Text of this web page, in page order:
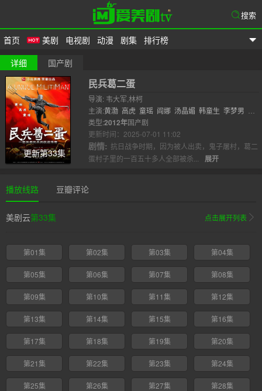
首页 美剧 电视剧 动漫 剧集 排行榜
搜索
详细 国产剧
更新第33集
民兵葛二蛋
导演: 韦大军,林柯
主演:黄渤 高虎 童瑶 阎娜 汤晶媚 韩童生 李梦男
慧 尚铁龙 曾肖龙 周建鹏
晴 刘仪伟 康福..
类型:2012年国产剧
更新时间：2025-07-01 11:02
剧情: 抗日战争时期，因为被人出卖，鬼子屠村，葛二
蛋村子里的一百五十多人全部被杀...
展开
播放线路 豆瓣评论
美剧云第33集 点击展开列表
第01集 第02集 第03集 第04集
第05集 第06集 第07集 第08集
第09集 第10集 第11集 第12集
第13集 第14集 第15集 第16集
第17集 第18集 第19集 第20集
第21集 第22集 第23集 第24集
第25集 第26集 第27集 第28集